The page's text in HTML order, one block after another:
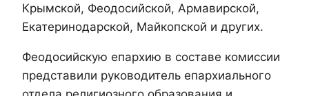
Крымской, Феодосийской, Армавирской,
Екатеринодарской, Майкопской и других.
Феодосийскую епархию в составе комиссии
представили руководитель епархиального